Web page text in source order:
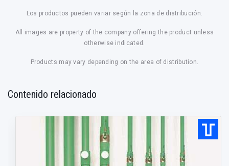
Los productos pueden variar según la zona de distribución.
All images are property of the company offering the product unless
otherwise indicated.
Products may vary depending on the area of distribution.
Contenido relacionado